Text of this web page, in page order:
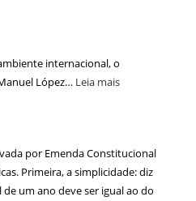
internacional, o
López… Leia mais
por Emenda Constitucional
Primeira, a simplicidade: diz
um ano deve ser igual ao do